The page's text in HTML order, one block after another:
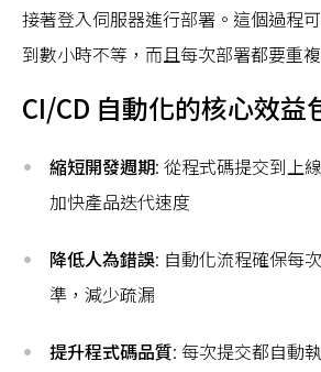
接著登入伺服器進行部署。這個過程
到數小時不等，而且每次部署都要重
CI/CD 自動化的核心效益
縮短開發週期: 從程式碼提交到上
加快產品迭代速度
降低人為錯誤: 自動化流程確保每
準，減少疏漏
提升程式碼品質: 每次提交都自動